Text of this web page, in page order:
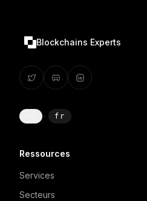
Blockchains Experts
· fr
Ressources
Services
Secteurs